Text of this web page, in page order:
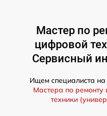
Мастер по
цифровой
Сервисный
Ищем специалиста
Мастера по
техники